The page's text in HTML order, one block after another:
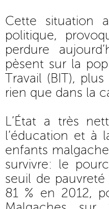
Cette situation
politique,
perdure
pèsent sur la
Travail (BIT),
rien que dans la
L’État a très
l’éducation et à
enfants
survivre: le
seuil de
81 % en 2012,